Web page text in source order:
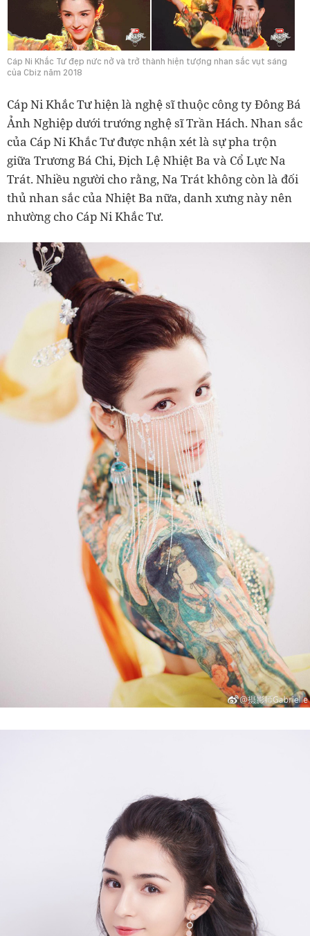
Cáp Ni Khắc Tư đẹp nức nở và trở thành hiện tượng nhan sắc vụt sáng
của Cbiz năm 2018
Cáp Ni Khắc Tư hiện là nghệ sĩ thuộc công ty Đông Bá
Ảnh Nghiệp dưới trướng nghệ sĩ Trần Hách. Nhan sắc
của Cáp Ni Khắc Tư được nhận xét là sự pha trộn
giữa Trương Bá Chi, Địch Lệ Nhiệt Ba và Cổ Lực Na
Trát. Nhiều người cho rằng, Na Trát không còn là đối
thủ nhan sắc của Nhiệt Ba nữa, danh xưng này nên
nhường cho Cáp Ni Khắc Tư.